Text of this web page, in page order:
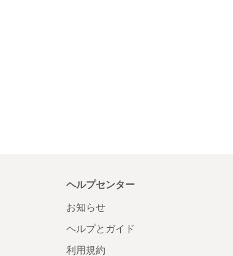
ヘルプセンター
お知らせ
ヘルプとガイド
利用規約